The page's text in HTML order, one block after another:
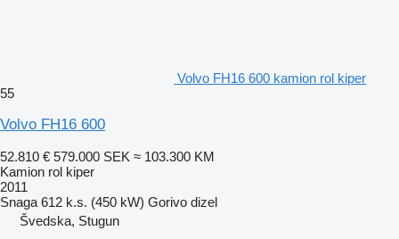
Volvo FH16 600 kamion rol kiper
55
Volvo FH16 600
52.810 € 579.000 SEK ≈ 103.300 KM
Kamion rol kiper
2011
Snaga 612 k.s. (450 kW) Gorivo dizel
Švedska, Stugun